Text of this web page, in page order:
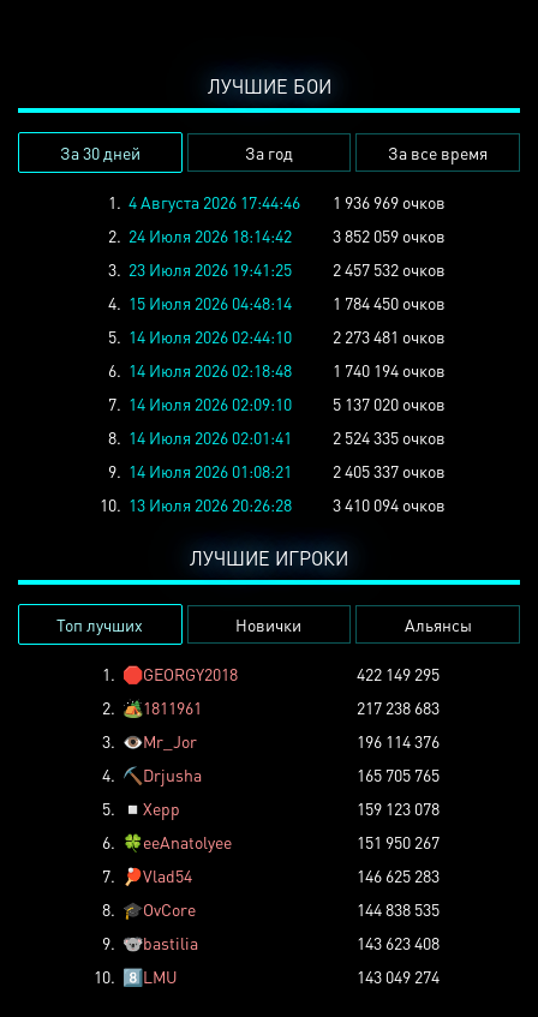
ЛУЧШИЕ БОИ
За 30 дней За год За все время
1. 4 Августа 2026 17:44:46
1 936 969 очков
2. 24 Июля 2026 18:14:42
3 852 059 очков
3. 23 Июля 2026 19:41:25
2 457 532 очков
4. 15 Июля 2026 04:48:14
1 784 450 очков
5. 14 Июля 2026 02:44:10
2 273 481 очков
6. 14 Июля 2026 02:18:48
1 740 194 очков
7. 14 Июля 2026 02:09:10
5 137 020 очков
8. 14 Июля 2026 02:01:41
2 524 335 очков
9. 14 Июля 2026 01:08:21
2 405 337 очков
10. 13 Июля 2026 20:26:28 3 410 094 очков
ЛУЧШИЕ ИГРОКИ
Топ лучших Новички Альянсы
1. 🛑GEORGY2018
422 149 295
2. 🏕️1811961
217 238 683
3. 👁️Mr_Jor
196 114 376
4. ⛏️ Drjusha
165 705 765
5.
◽ Xepp
159 123 078
6. 🍀eeAnatolyee
151 950 267
7.
🏓Vlad54
146 625 283
8. 🎓OvCore
144 838 535
9. 🐨bastilia
143 623 408
10. 8️⃣LMU 143 049 274